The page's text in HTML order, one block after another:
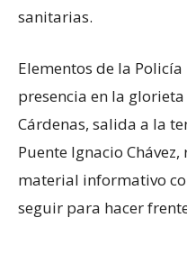
sanitarias.
Elementos de la
presencia en la
Cárdenas, salida a la
Puente Ignacio
material informativo
seguir para hacer